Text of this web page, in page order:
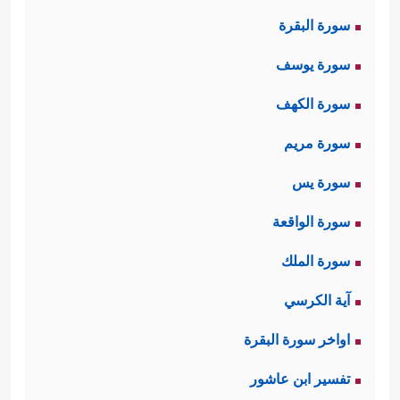
والتزوُّد بذِكرِ الله وإدامة الصلة به، ولِين
القولِ مع فرعون رجاء تليِين قلبه،
فالقول الليِّن أدعى للقبول ومواصلة
الحوار، وهو عُدَّة الداعي في مخاطبة
الناس والتواصل معهم.
ثانيًا: أعرب موسى وهارون عن خوفهما
من فرعون
أَوۡ أَن یَطۡغَىٰ﴾
المألوف من سلوك البشر، وليس في
هذا منقَصَة لهما
سورة البقرة
سورة يوسف
سورة الكهف
سورة مريم
سورة يس
سورة الواقعة
سورة الملك
آية الكرسي
اواخر سورة البقرة
تفسير ابن عاشور